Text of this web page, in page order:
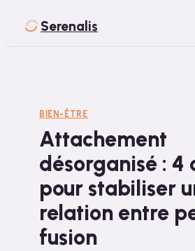
Serenalis
Bien-être
Développement Personnel
Spiritualité
Voyage
BIEN-ÊTRE
Attachement
désorganisé : 4
pour stabiliser
relation entre
fusion